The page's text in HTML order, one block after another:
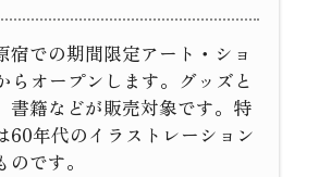
宿での期間限定アート・ショ
らオープンします。グッズと
書籍などが販売対象です。特
60年代のイラストレーション
です。